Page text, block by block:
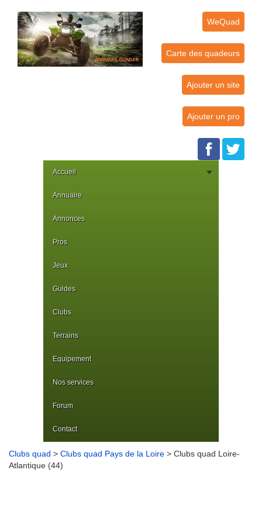
WeQuad
Carte des quadeurs
Ajouter un site
Ajouter un pro
Accueil
Annuaire
Annonces
Pros
Jeux
Guides
Clubs
Terrains
Equipement
Nos services
Forum
Contact
Clubs quad > Clubs quad Pays de la Loire > Clubs quad Loire-
Atlantique (44)